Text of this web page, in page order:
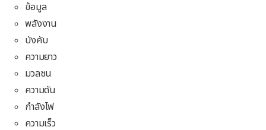
ข้อมูล
พลังงาน
บังคับ
ความยาว
มวลชน
ความดัน
กำลังไฟ
ความเร็ว